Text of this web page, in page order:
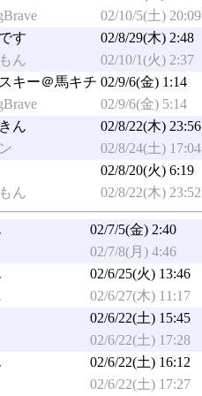
02/10/5(土) 20:09
す
02/8/29(木) 2:48
ん
02/10/1(火) 2:37
キー＠馬キチ 02/9/6(金) 1:14
02/9/6(金) 5:14
ん
02/8/22(木) 23:56
02/8/24(土) 17:04
02/8/20(火) 6:19
ん
02/8/22(木) 23:52
02/7/5(金) 2:40
02/7/8(月) 4:46
02/6/25(火) 13:46
02/6/27(木) 11:17
02/6/22(土) 15:45
02/6/22(土) 17:28
02/6/22(土) 16:12
02/6/22(土) 17:27